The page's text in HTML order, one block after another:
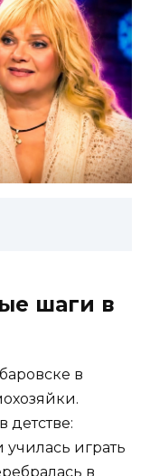
шаги в
в
детстве:
играть
в